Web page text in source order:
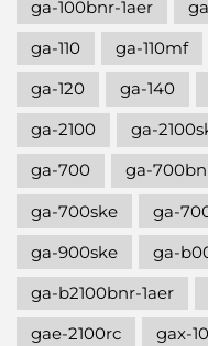
ga-100bnr-1aer
ga-110
ga-110mf
ga-120
ga-140
ga-2100
ga-
ga-700
ga-
ga-700ske
ga-
ga-900ske
ga-
ga-b2100bnr-1aer
gae-2100rc
gax-